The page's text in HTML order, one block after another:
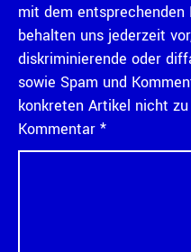
mit dem entsprechenden
behalten uns jederzeit
diskriminierende oder
sowie Spam und
konkreten Artikel nicht
Kommentar *